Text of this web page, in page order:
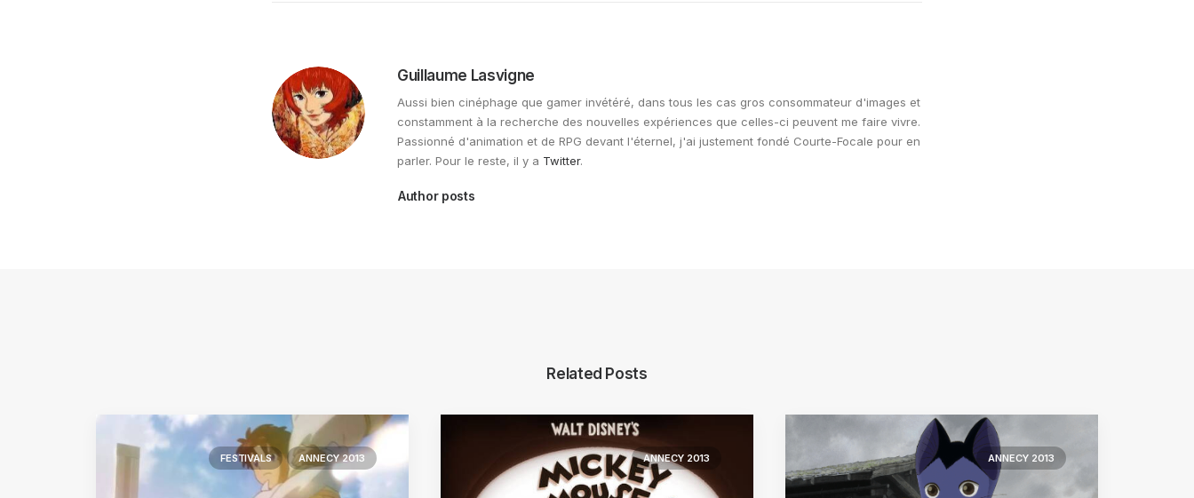
Guillaume Lasvigne
Aussi bien cinéphage que gamer invétéré, dans tous les cas gros consommateur d'images et
constamment à la recherche des nouvelles expériences que celles-ci peuvent me faire vivre.
Passionné d'animation et de RPG devant l'éternel, j'ai justement fondé Courte-Focale pour en
parler. Pour le reste, il y a Twitter.
Author posts
Related Posts
FESTIVALS ANNECY 2013 ANNECY 2013 ANNECY 2013